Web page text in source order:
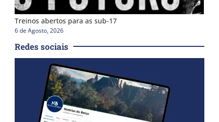
Treinos abertos para as sub-17
6 de Agosto, 2026
Redes sociais